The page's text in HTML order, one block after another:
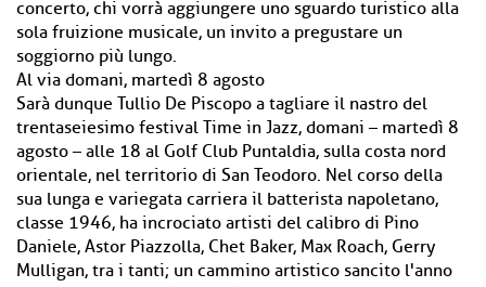
concerto, chi vorrà aggiungere uno sguardo turistico alla
sola fruizione musicale, un invito a pregustare un
soggiorno più lungo.
Al via domani, martedì 8 agosto
Sarà dunque Tullio De Piscopo a tagliare il nastro del
trentaseiesimo festival Time in Jazz, domani – martedì 8
agosto – alle 18 al Golf Club Puntaldia, sulla costa nord
orientale, nel territorio di San Teodoro. Nel corso della
sua lunga e variegata carriera il batterista napoletano,
classe 1946, ha incrociato artisti del calibro di Pino
Daniele, Astor Piazzolla, Chet Baker, Max Roach, Gerry
Mulligan, tra i tanti; un cammino artistico sancito l'anno